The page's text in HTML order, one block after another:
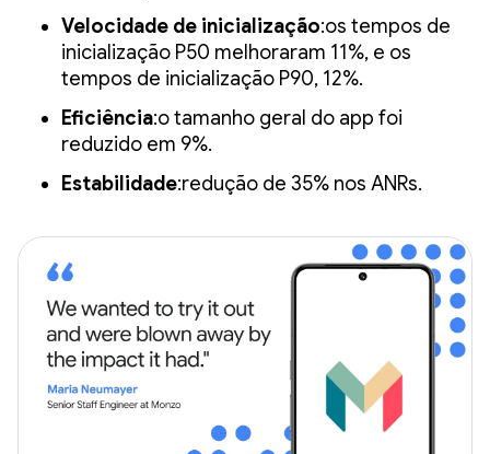
Velocidade de inicialização:os tempos de
inicialização P50 melhoraram 11%, e os
tempos de inicialização P90, 12%.
Eficiência:o tamanho geral do app foi
reduzido em 9%.
Estabilidade:redução de 35% nos ANRs.